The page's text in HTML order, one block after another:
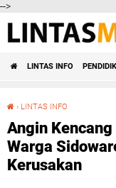
-->
LINTAS INFO
› LINTAS INFO
Angin
Warga
Kerusakan